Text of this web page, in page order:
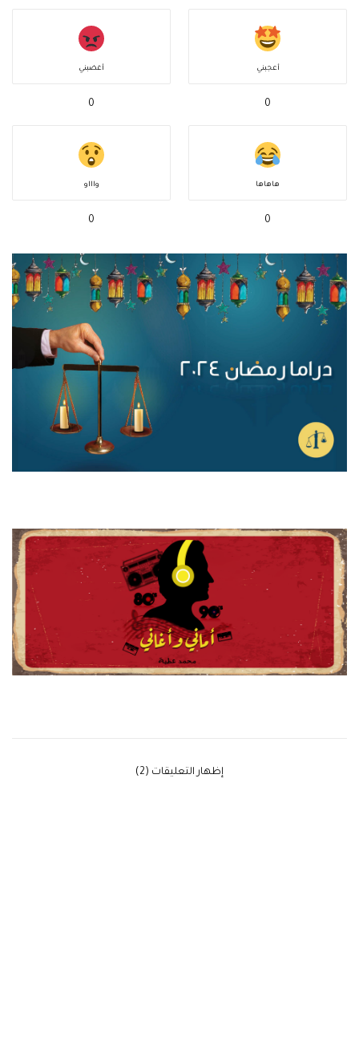
أعجبني
0
أغضبني
0
هاهاها
0
واااو
0
‫إظهار التعليقات (2)